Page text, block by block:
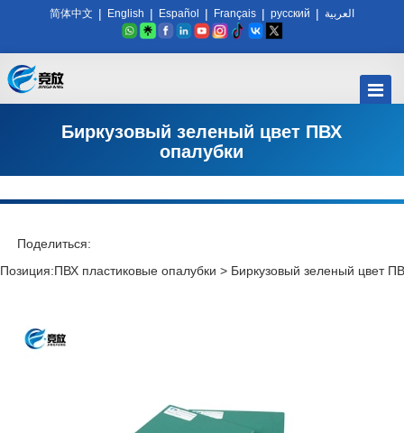
简体中文 | English | Español | Français | русский | العربية
Биркузовый зеленый цвет ПВХ
опалубки
Поделиться:
Позиция:ПВХ пластиковые опалубки > Биркузовый зеленый цвет